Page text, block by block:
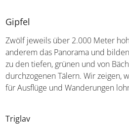
Gipfel
Zwölf jeweils über 2.000 Meter
anderem das Panorama und
zu den tiefen, grünen und von
durchzogenen Tälern. Wir zeigen,
für Ausflüge und Wanderungen
Triglav